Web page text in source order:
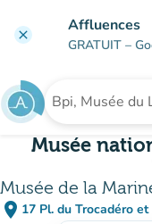
clear Affluences
GRATUIT –
Rechercher un
Musée
Musée de la
place 17 Pl. du Trocadéro